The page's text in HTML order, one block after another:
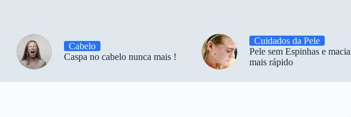
Cabelo
Caspa no cabelo nunca mais !
Cuidados da Pele
Pele sem Espinhas e macia
mais rápido